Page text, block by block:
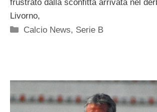
frustrato dalla sconfitta arrivata nel
Livorno,
Categorie
Calcio News, Serie B